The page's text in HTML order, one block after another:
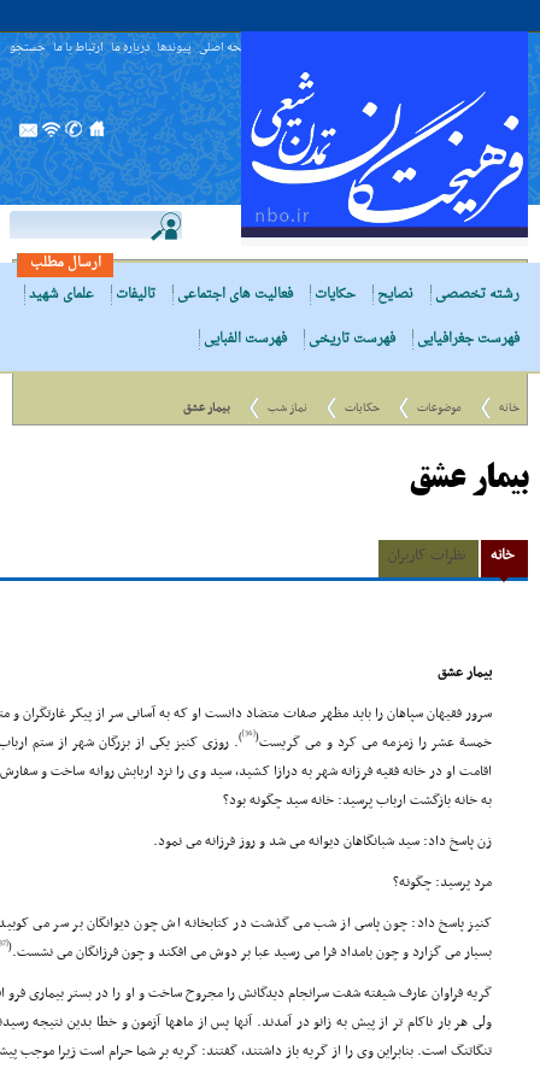
صفحه اصلی پیوندها درباره ما ارتباط با ما جستجو
ارسال مطلب
رشته تخصصی
نصایح حکایات فعالیت های اجتماعی تالیفات
علمای شهید
فهرست جغرافیایی
فهرست تاریخی فهرست الفبایی
خانه موضوعات حکایات نماز شب بیمار عشق
بیمار عشق
خانه نظرات کاربران
بیمار عشق
سرور فقیهان سپاهان را باید مظهر صفات متضاد دانست او که به آسانى سر از پیکر غارتگران و
خمسة عشر را زمزمه مى کرد و مى گریست(
[36]
). روزى کنیز یکى از بزرگان شهر از ستم
اقامت او در خانه فقیه فرزانه شهر به درازا کشید، سید وى را نزد اربابش روانه ساخت و
به خانه بازگشت ارباب پرسید: خانه سید چگونه بود؟
زن پاسخ داد: سید شبانگاهان دیوانه مى شد و روز فرزانه مى نمود.
مرد پرسید: چگونه؟
کنیز پاسخ داد: چون پاسى از شب مى گذشت در کتابخانه اش چون دیوانگان بر سر مى
بسیار مى گزارد و چون بامداد فرا مى رسید عبا بر دوش مى افکند و چون فرزانگان مى نشست.(
[37]
گریه فراوان عارف شیفته شفت سرانجام دیدگانش را مجروح ساخت و او را در بستر بیمارى فرو
ولى هر بار ناکام تر از پیش به زانو در آمدند. آنها پس از ماهها آزمون و خطا بدین نتیجه
تنگاتنگ است. بنابراین وى را از گریه باز داشتند، گفتند: گریه بر شما حرام است زیرا موجب